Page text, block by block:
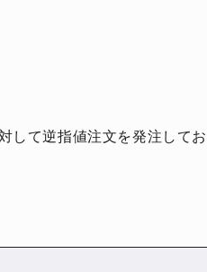
して逆指値注文を発注してお